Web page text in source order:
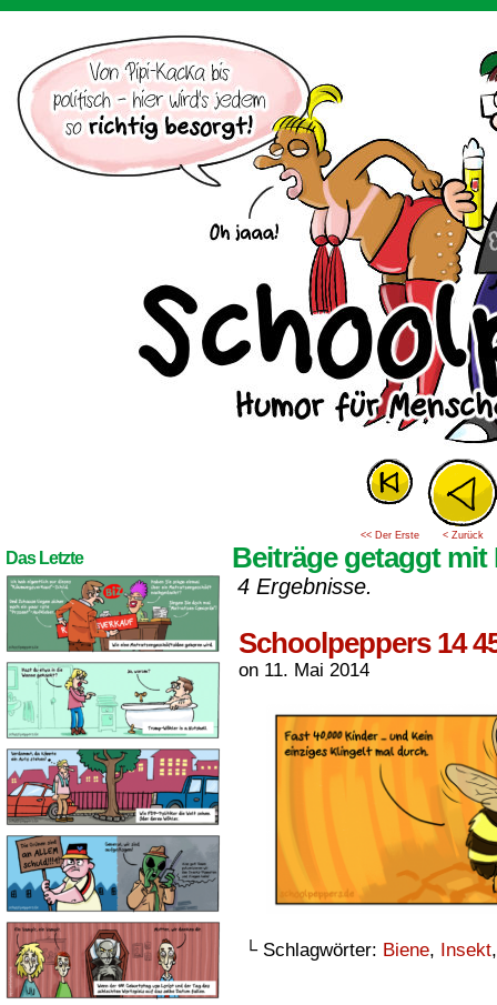
<< Der Erste < Zurück
Das Letzte Beiträge getaggt mit
4 Ergebnisse.
Schoolpeppers 14
on 11. Mai 2014
└ Schlagwörter: Biene, Insekt